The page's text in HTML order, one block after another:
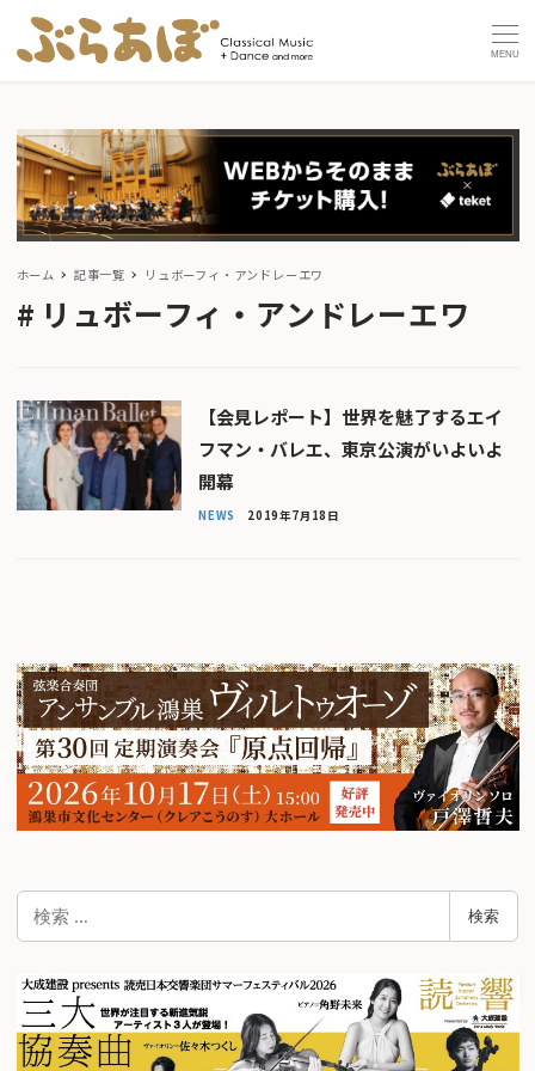
MENU
ホーム 記事一覧 リュボーフィ・アンドレーエワ
リュボーフィ・アンドレーエワ
【会見レポート】世界を魅了するエイ
フマン・バレエ、東京公演がいよいよ
開幕
NEWS 2019年7月18日
検
検索